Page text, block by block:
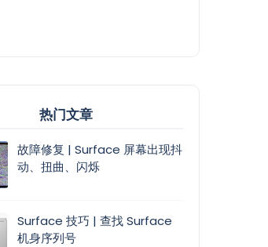
热门文章
故障修复 | Surface 屏幕出现抖
动、扭曲、闪烁
Surface 技巧 | 查找 Surface
机身序列号